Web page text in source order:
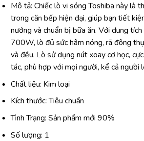
Mô tả: Chiếc lò vi sóng Toshiba này là
trong căn bếp hiện đại, giúp bạn tiết
nướng và chuẩn bị bữa ăn. Với dung
700W, lò đủ sức hâm nóng, rã đông
và đều. Lò sử dụng nút xoay cơ học,
tác, phù hợp với mọi người, kể cả người
Chất liệu: Kim loại
Kích thước: Tiêu chuẩn
Tình Trạng: Sản phẩm mới 90%
Số lượng: 1